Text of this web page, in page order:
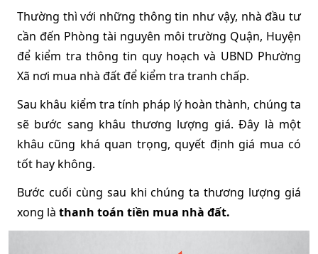
Thường thì với những thông tin như vậy, nhà đầu tư
cần đến Phòng tài nguyên môi trường Quận, Huyện
để kiểm tra thông tin quy hoạch và UBND Phường
Xã nơi mua nhà đất để kiểm tra tranh chấp.
Sau khâu kiểm tra tính pháp lý hoàn thành, chúng ta
sẽ bước sang khâu thương lượng giá. Đây là một
khâu cũng khá quan trọng, quyết định giá mua có
tốt hay không.
Bước cuối cùng sau khi chúng ta thương lượng giá
xong là thanh toán tiền mua nhà đất.